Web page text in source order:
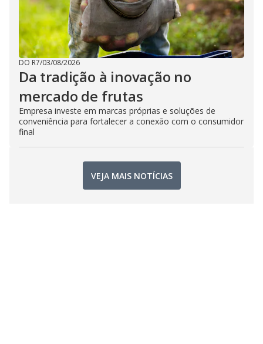
DO R7/03/08/2026
Da tradição à inovação no
mercado de frutas
Empresa investe em marcas próprias e soluções de
conveniência para fortalecer a conexão com o consumidor
final
VEJA MAIS NOTÍCIAS